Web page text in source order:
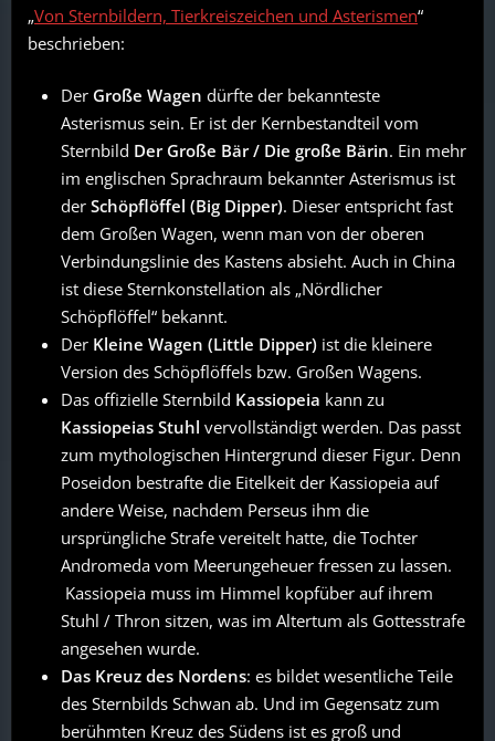
„Von Sternbildern, Tierkreiszeichen und Asterismen“
beschrieben:
Der Große Wagen dürfte der bekannteste
Asterismus sein. Er ist der Kernbestandteil vom
Sternbild Der Große Bär / Die große Bärin. Ein mehr
im englischen Sprachraum bekannter Asterismus ist
der Schöpflöffel (Big Dipper). Dieser entspricht fast
dem Großen Wagen, wenn man von der oberen
Verbindungslinie des Kastens absieht. Auch in China
ist diese Sternkonstellation als „Nördlicher
Schöpflöffel“ bekannt.
Der Kleine Wagen (Little Dipper) ist die kleinere
Version des Schöpflöffels bzw. Großen Wagens.
Das offizielle Sternbild Kassiopeia kann zu
Kassiopeias Stuhl vervollständigt werden. Das passt
zum mythologischen Hintergrund dieser Figur. Denn
Poseidon bestrafte die Eitelkeit der Kassiopeia auf
andere Weise, nachdem Perseus ihm die
ursprüngliche Strafe vereitelt hatte, die Tochter
Andromeda vom Meerungeheuer fressen zu lassen.
Kassiopeia muss im Himmel kopfüber auf ihrem
Stuhl / Thron sitzen, was im Altertum als Gottesstrafe
angesehen wurde.
Das Kreuz des Nordens: es bildet wesentliche Teile
des Sternbilds Schwan ab. Und im Gegensatz zum
berühmten Kreuz des Südens ist es groß und